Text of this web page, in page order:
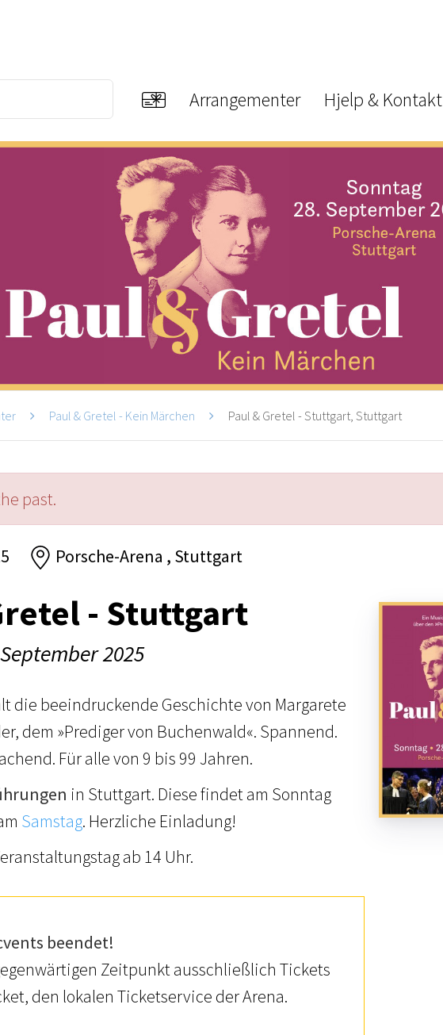
Arrangementer Hjelp & Kontakt
Paul & Gretel - Kein Märchen Paul & Gretel - Stuttgart, Stuttgart
past.
Porsche-Arena , Stuttgart
- Stuttgart
2025
die beeindruckende Geschichte von Margarete
dem »Prediger von Buchenwald«. Spannend.
Für alle von 9 bis 99 Jahren.
in Stuttgart. Diese findet am Sonntag
Samstag. Herzliche Einladung!
ab 14 Uhr.
beendet!
Zeitpunkt ausschließlich Tickets
den lokalen Ticketservice der Arena.